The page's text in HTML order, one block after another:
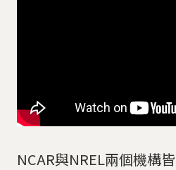
NCAR與NREL兩個機構